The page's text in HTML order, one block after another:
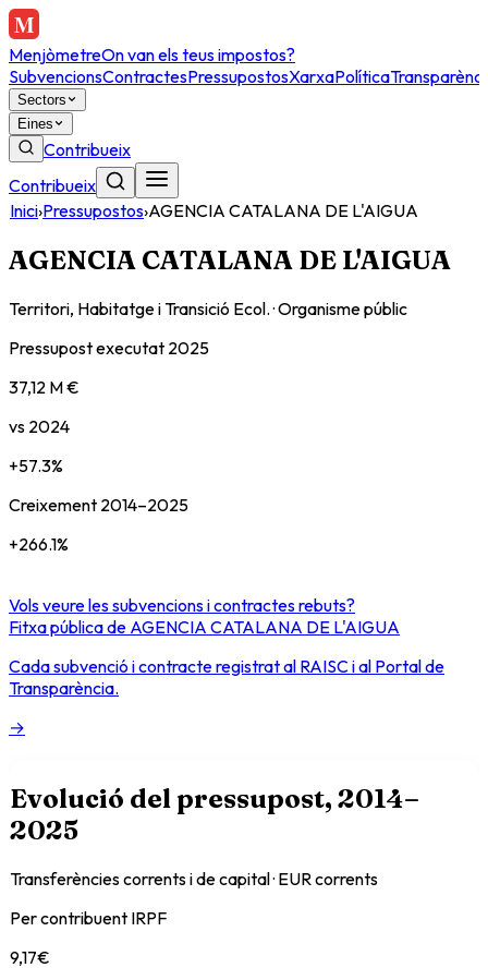
MenjòmetreOn van els teus impostos?
SubvencionsContractesPressupostosXarxaPolítica
Sectors
Eines
Contribueix
Contribueix
Inici›Pressupostos›AGENCIA CATALANA DE L'AIGUA
AGENCIA CATALANA DE L'AIGUA
Territori, Habitatge i Transició Ecol.·Organisme públic
Pressupost executat 2025
37,12 M €
vs 2024
+57.3%
Creixement 2014–2025
+266.1%
Vols veure les subvencions i contractes rebuts?
Fitxa pública de AGENCIA CATALANA DE L'AIGUA
Cada subvenció i contracte registrat al RAISC i al Portal de
Transparència.
→
Evolució del pressupost, 2014–
2025
Transferències corrents i de capital · EUR corrents
Per contribuent IRPF
9,17€